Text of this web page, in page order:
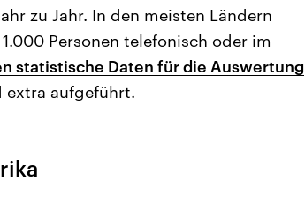
zu Jahr. In den meisten Ländern
Personen telefonisch oder im
statistische Daten für die Auswertung
extra aufgeführt.